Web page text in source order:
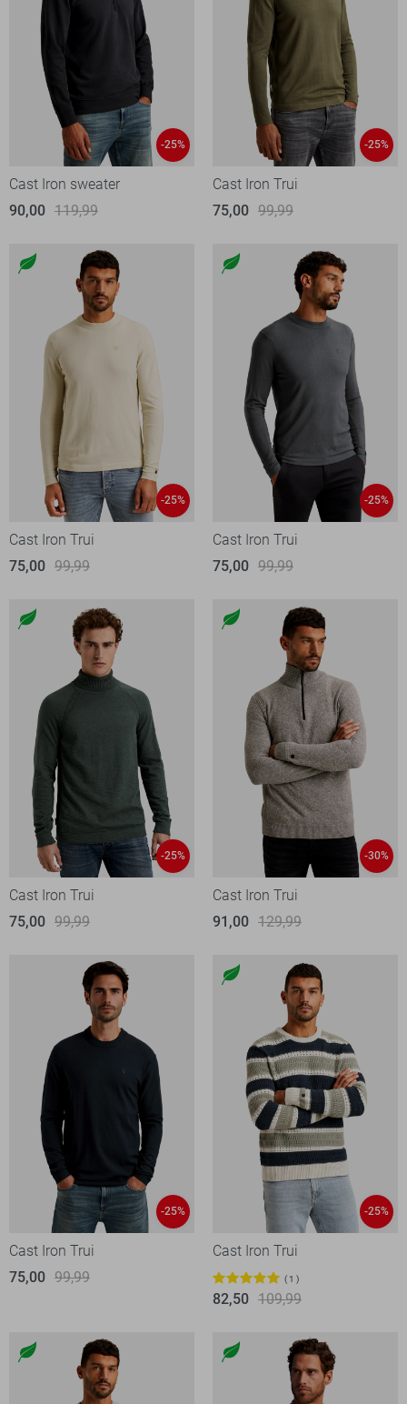
-25%
Cast Iron sweater
90,00 119,99
-25%
Cast Iron Trui
75,00 99,99
-25%
Cast Iron Trui
75,00 99,99
-25%
Cast Iron Trui
75,00 99,99
-25%
Cast Iron Trui
75,00 99,99
-30%
Cast Iron Trui
91,00 129,99
-25%
Cast Iron Trui
75,00 99,99
-25%
Cast Iron Trui
1
82,50 109,99